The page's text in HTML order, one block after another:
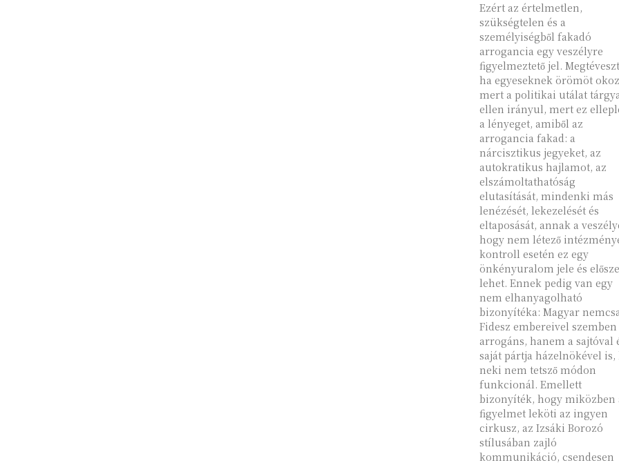
Ezért az értelmetlen,
szükségtelen és a
személyiségből fakadó
arrogancia egy veszélyre
figyelmeztető jel.
ha egyeseknek örömöt
mert a politikai utálat
ellen irányul, mert ez
a lényeget, amiből az
arrogancia fakad: a
nárcisztikus jegyeket, az
autokratikus hajlamot, az
elszámoltathatóság
elutasítását, mindenki más
lenézését, lekezelését és
eltaposását, annak a
hogy nem létező
kontroll esetén ez egy
önkényuralom jele és
lehet. Ennek pedig van egy
nem elhanyagolható
bizonyítéka: Magyar
Fidesz embereivel szemben
arrogáns, hanem a sajtóval
saját pártja házelnökével is,
neki nem tetsző módon
funkcionál. Emellett
bizonyíték, hogy miközben
figyelmet leköti az ingyen
cirkusz, az Izsáki Borozó
stílusában zajló
kommunikáció, csendesen